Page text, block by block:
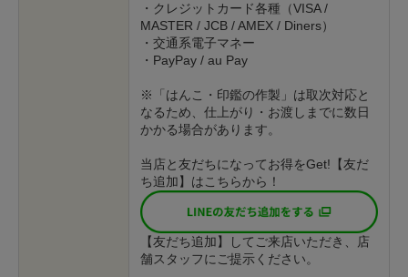
・クレジットカード各種（VISA /
MASTER / JCB / AMEX / Diners）
・交通系電子マネー
・PayPay / au Pay
※「はんこ・印鑑の作製」は取次対応と
なるため、仕上がり・お渡しまでに数日
かかる場合があります。
当店と友だちになってお得をGet!【友だ
ち追加】はこちらから！
【友だち追加】してご来店いただき、店
舗スタッフにご提示ください。